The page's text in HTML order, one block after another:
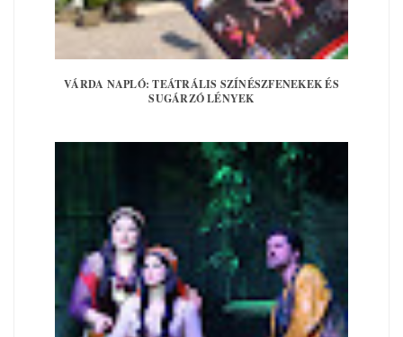
VÁRDA NAPLÓ: TEÁTRÁLIS SZÍNÉSZFENEKEK ÉS
SUGÁRZÓ LÉNYEK